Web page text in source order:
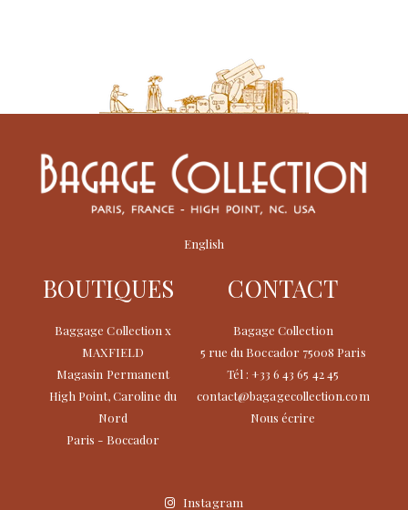
English
BOUTIQUES
Baggage Collection x
MAXFIELD
Magasin Permanent
High Point, Caroline du
Nord
Paris - Boccador
CONTACT
Bagage Collection
5 rue du Boccador 75008 Paris
Tél : +33 6 43 65 42 45
contact@bagagecollection.com
Nous écrire
Instagram